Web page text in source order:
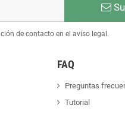
de contacto en el aviso legal.
FAQ
Preguntas
Tutorial